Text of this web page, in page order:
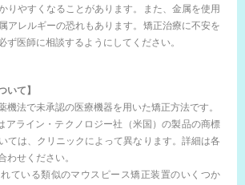
りやすくなることがあります。また、金属を使用
アレルギーの恐れもあります。矯正治療に不安を
ず医師に相談するようにしてください。
いて】
法で未承認の医療機器を用いた矯正方法です。
ライン・テクノロジー社（米国）の製品の商標
ては、クリニックによって異なります。詳細は各
わせください。
ている類似のマウスピース矯正装置のいくつか